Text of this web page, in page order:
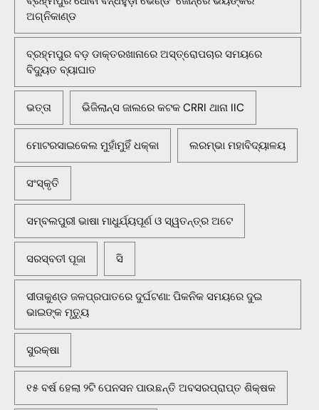
ଅଗ୍ନିକାଣ୍ଡ
ବ୍ରହ୍ମପୁର ବଡ଼ ଡାକ୍ତରଖାନାରେ ଅସ୍ତ୍ରୋପଚାର ସମୟରେ
ବିଦ୍ୟୁତ ବ୍ୟାଘାତ
ଭତ୍ତା ଭିଜିଲାନ୍ସ ଜାଲରେ କଟକ CRRI ଥାନା IIC
ମୋଟରସାଇକେଲ ମୁହାଁମୁହିଁ ଧକ୍କା ଲରମ୍ଭା ମହାବିଦ୍ୟାଳୟ
ସଂସ୍କୃତି
ସମ୍ବଲପୁରୀ ଭାଷା ମାଧୁର୍ଯ୍ୟପୂର୍ଣ ଓ ସ୍ୱତନ୍ତ୍ର ଅଟେ
ସରସ୍ବତୀ ପୂଜା ସି
ସୀତାକୁଣ୍ଡ ଜଳପ୍ରପାତରେ ଦୁର୍ଘଟଣା: ପିକନିକ ସମୟରେ ଦୁଇ
ଭାଇଙ୍କ ମୃତ୍ୟୁ
ସୁରକ୍ଷା
୧୫ ବର୍ଷ ହେଲା ୨ଟି ପେନସନ ପାଉଛନ୍ତି ଅବସରପ୍ରାପ୍ତ ଶିକ୍ଷକ